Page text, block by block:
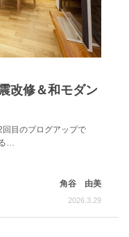
改修＆和モダン
目のブログアップで
…
角谷 由美
2026.3.29